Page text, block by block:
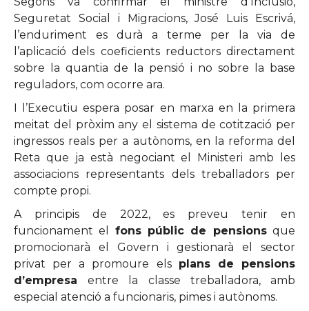
Seguretat Social i Migracions, José Luis Escrivá,
l’enduriment es durà a terme per la via de
l’aplicació dels coeficients reductors directament
sobre la quantia de la pensió i no sobre la base
reguladors, com ocorre ara.
I l’Executiu espera posar en marxa en la primera
meitat del pròxim any el sistema de cotització per
ingressos reals per a autònoms, en la reforma del
Reta que ja està negociant el Ministeri amb les
associacions representants dels treballadors per
compte propi.
A principis de 2022, es preveu tenir en
funcionament el fons públic de pensionsque
promocionarà el Govern i gestionarà el sector
privat per a promoure els plans de pensions
d’empresaentre la classe treballadora, amb
especial atenció a funcionaris, pimes i autònoms.